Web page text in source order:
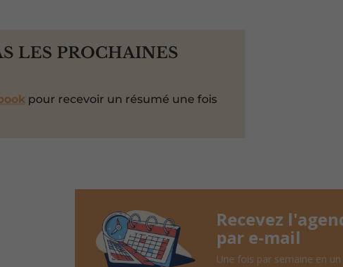
LES PROCHAINES
pour recevoir un résumé une fois
Recevez
par e-mail
Une fois par semaine en